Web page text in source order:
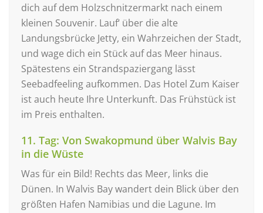
dich auf dem Holzschnitzermarkt nach einem
kleinen Souvenir. Lauf‘ über die alte
Landungsbrücke Jetty, ein Wahrzeichen der Stadt,
und wage dich ein Stück auf das Meer hinaus.
Spätestens ein Strandspaziergang lässt
Seebadfeeling aufkommen. Das Hotel Zum Kaiser
ist auch heute Ihre Unterkunft. Das Frühstück ist
im Preis enthalten.
11. Tag: Von Swakopmund über Walvis Bay
in die Wüste
Was für ein Bild! Rechts das Meer, links die
Dünen. In Walvis Bay wandert dein Blick über den
größten Hafen Namibias und die Lagune. Im